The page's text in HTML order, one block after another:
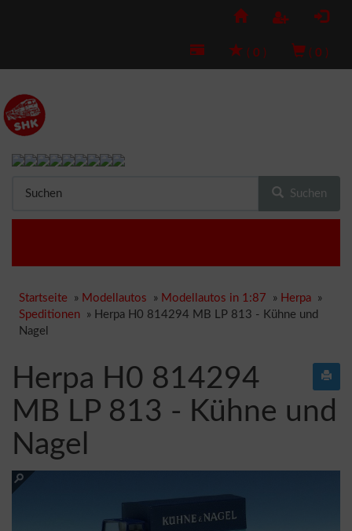
( 0 ) ( 0 )
Suchen
Startseite » Modellautos » Modellautos in 1:87 » Herpa »
Speditionen » Herpa H0 814294 MB LP 813 - Kühne und
Nagel
Herpa H0 814294
MB LP 813 - Kühne und
Nagel